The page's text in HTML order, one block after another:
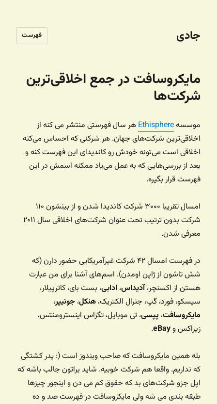
جادی فهرست
مایکروسافت در جمع اخلاقی‌ترین
شرکت‌ها
موسسهEthisphere هر سال فهرستی منتشر می کنه از
اخلاقی‌ترین شرکت‌های جهان. هر شرکتی که احساس می‌کنه
اخلاقی است می‌تونه خودش رو کاندیدای این فهرست کنه و
بعد از بررسی‌هایی که به عمل می‌یاد ممکنه اسمش در این
فهرست قرار بگیره.
امسال تقریبا ۳۰۰۰ شرکت کاندیدا شدن و از بینشون ۱۱۰
شرکت بدون ترتیب تحت عنوان شرکت‌های اخلاقی سال ۲۰۱۱
معرفی شدن.
در فهرست امسال ۴۲ شرکت غیرآمریکایی حضور دارن (که
شش تاشون از ژاپن اومدن). اسم‌های آشنا برای من عبارت
هستن از اکسنچر،آدیداس، ادابی، بست بای، کاترپیلار،
سیسکو، فورد، گپ، جنرال الکتریک،هنکل،جونیپر،
مایکروسافت، پپسی، تی موبایل، تگزاس اینسترومنتس،
زیراکس وe‌Bay
.
بله همین مایکروسافت که صاحب ویندوز است (: پدر کشتگی
که نداریم. واقعا هم شرکت خوبیه. شاید براتون جالب باشه که
اپل جزو شرکت‌های بد که حقوق کم می دن و اینجور چیزها
طبقه بندی می شه ولی مایکروسافت در فهرست صد و ده